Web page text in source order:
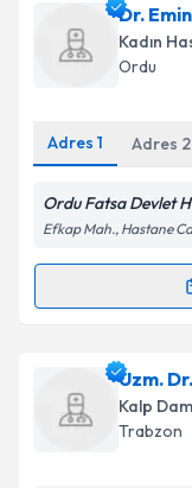
E-posta
Kişisel
Metni'ni
Dr.
Kadın
Ordu
Adres 1 Adres 2
Ordu Fatsa Devlet
Efkap Mah., Hastane
Randevu
Dr. Emine
oluşturun. Size
takvim
Uzm.
Kalp
Trabzon